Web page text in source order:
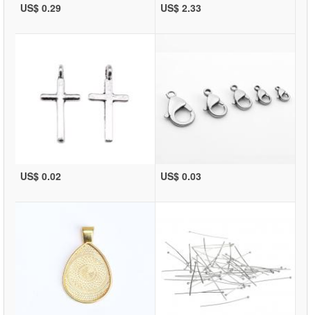
US$ 0.29 US$ 2.33
US$ 0.02 US$ 0.03